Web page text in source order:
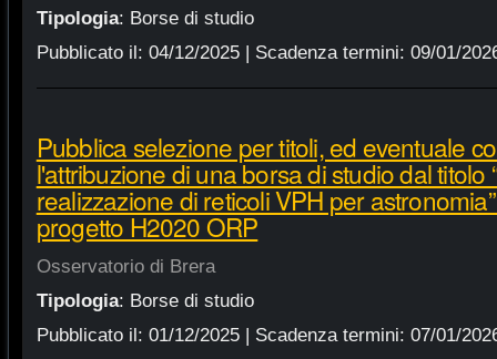
Tipologia: Borse di studio
Pubblicato il: 04/12/2025| Scadenza termini: 09/01/
Pubblica selezione per titoli, ed eventuale
l'attribuzione di una borsa di studio dal titolo
realizzazione di reticoli VPH per
progetto H2020 ORP
Osservatorio di Brera
Tipologia: Borse di studio
Pubblicato il: 01/12/2025| Scadenza termini: 07/01/